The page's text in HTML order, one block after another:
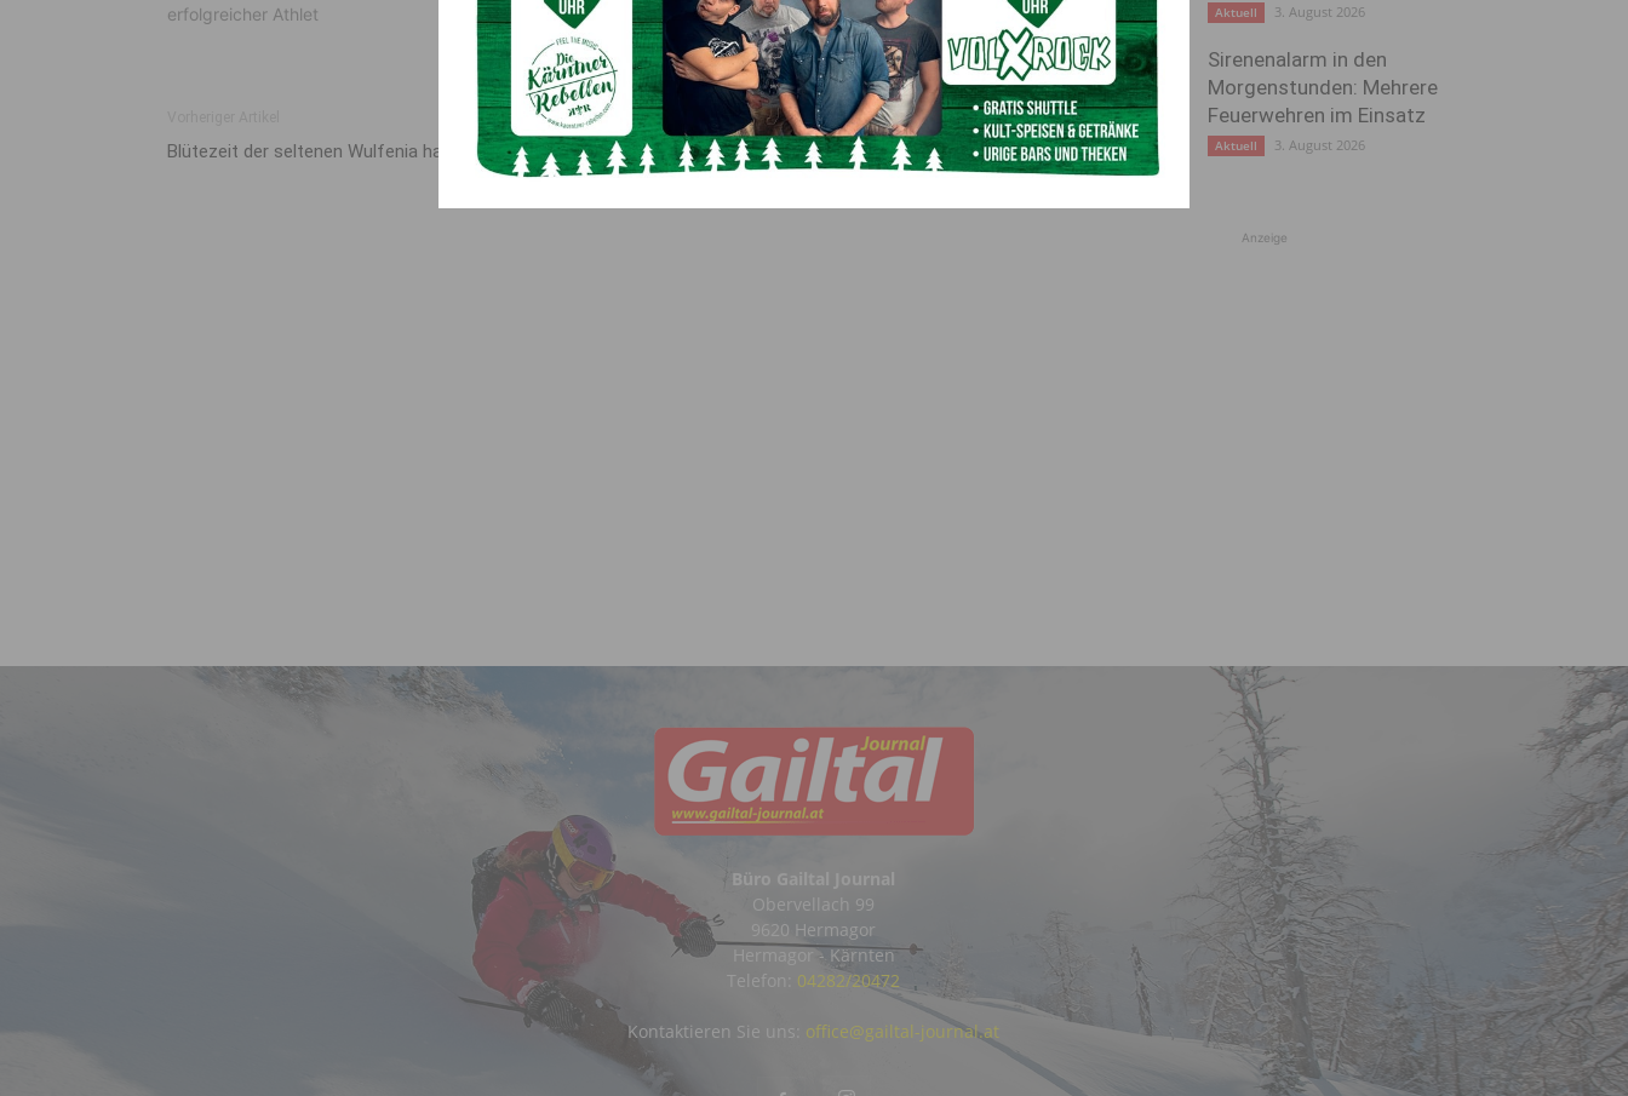
erfolgreicher Athlet
Blütezeit der seltenen Wulfenia hat begonnen!
Nächster Artikel
73-jähriger um mehrere tausend Euro betrogen
Aktuell 3. August 2026
Sirenenalarm in den
Morgenstunden: Mehrere
Feuerwehren im Einsatz
Aktuell 3. August 2026
Anzeige
Büro Gailtal Journal
Obervellach 99
9620 Hermagor
Hermagor - Kärnten
Telefon: 04282/20472
Kontaktieren Sie uns: office@gailtal-journal.at